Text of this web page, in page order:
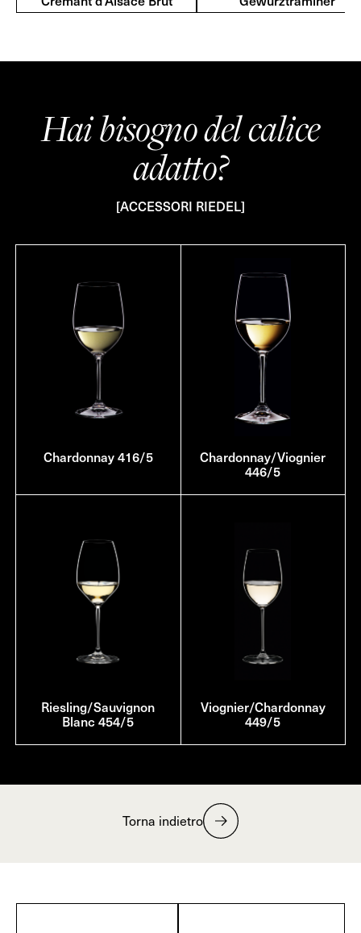
Hai bisogno del calice
adatto?
[ACCESSORI RIEDEL]
Chardonnay 416/5 Chardonnay/Viognier
446/5
Riesling/Sauvignon
Blanc 454/5
Viognier/Chardonnay
449/5
Torna indietro